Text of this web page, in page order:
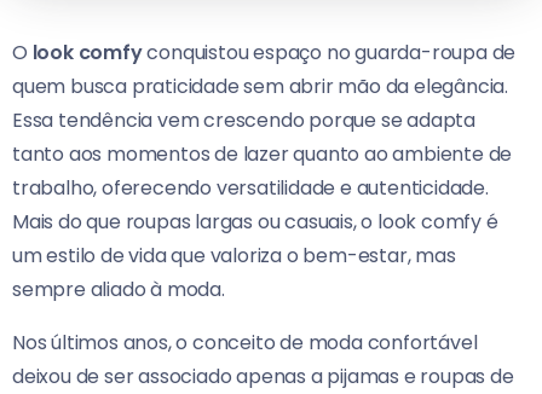
O look comfyconquistou espaço no guarda-roupa de
quem busca praticidade sem abrir mão da elegância.
Essa tendência vem crescendo porque se adapta
tanto aos momentos de lazer quanto ao ambiente de
trabalho, oferecendo versatilidade e autenticidade.
Mais do que roupas largas ou casuais, o look comfy é
um estilo de vida que valoriza o bem-estar, mas
sempre aliado à moda.
Nos últimos anos, o conceito de moda confortável
deixou de ser associado apenas a pijamas e roupas de